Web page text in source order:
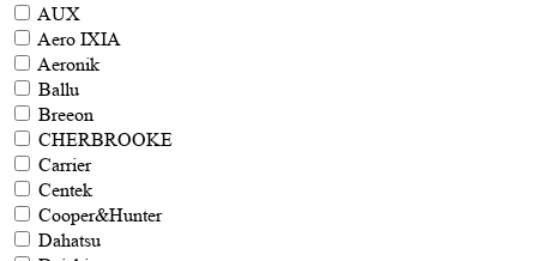
AUX
Aero IXIA
Aeronik
Ballu
Breeon
CHERBROOKE
Carrier
Centek
Cooper&Hunter
Dahatsu